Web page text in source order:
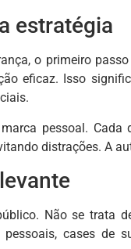
estratégia
o primeiro
eficaz. Isso
pessoal.
distrações. A
Não se trata
cases de